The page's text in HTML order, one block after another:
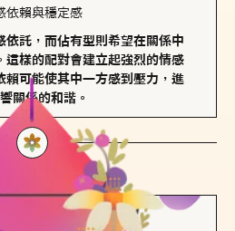
依賴與穩定感
依託，而佔有型則希望在關係中
這樣的配對會建立起強烈的情感
賴可能使其中一方感到壓力，進
關係的和諧。
主調蠟燭是...